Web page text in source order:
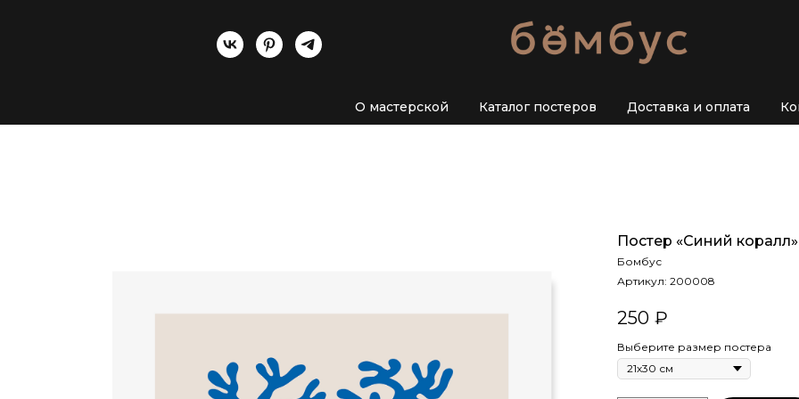
О мастерской Каталог постеров Доставка и оплата
Постер «Синий коралл»
Бомбус
Артикул: 200008
250 ₽
Выберите размер постера